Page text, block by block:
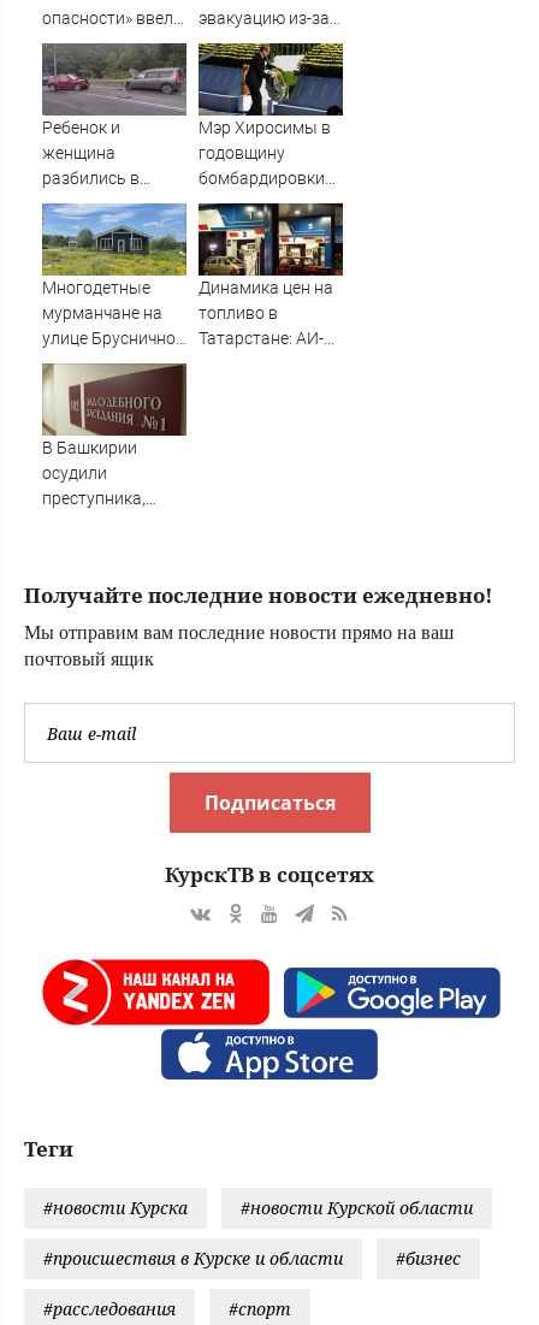
опасности» ввели
в Башкирии 6
августа
эвакуацию из-за
приближения
мощного тайфуна
Ребенок и
женщина
разбились в
аварии в
Приладожье
Мэр Хиросимы в
годовщину
бомбардировки
ни разу не
упомянул США в
речи
Многодетные
мурманчане на
улице Брусничной
ждут
электричества 11
Динамика цен на
топливо в
Татарстане: АИ-92
В Башкирии
осудили
преступника,
Получайте последние новости ежедневно!
Мы отправим вам последние новости прямо на ваш
почтовый ящик
Подписаться
КурскТВ в соцсетях
Теги
#новости Курска #новости Курской области
#происшествия в Курске и области #бизнес
#расследования #спорт